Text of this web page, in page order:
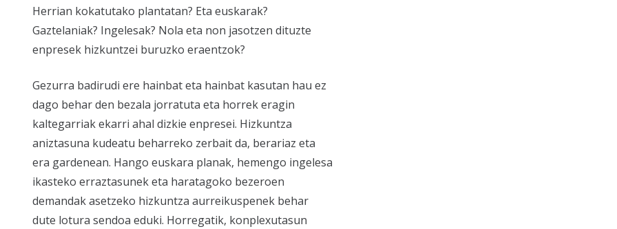
Herrian kokatutako plantatan? Eta euskarak?
Gaztelaniak? Ingelesak? Nola eta non jasotzen dituzte
enpresek hizkuntzei buruzko eraentzok?
Gezurra badirudi ere hainbat eta hainbat kasutan hau ez
dago behar den bezala jorratuta eta horrek eragin
kaltegarriak ekarri ahal dizkie enpresei. Hizkuntza
aniztasuna kudeatu beharreko zerbait da, berariaz eta
era gardenean. Hango euskara planak, hemengo ingelesa
ikasteko erraztasunek eta haratagoko bezeroen
demandak asetzeko hizkuntza aurreikuspenek behar
dute lotura sendoa eduki. Horregatik, konplexutasun